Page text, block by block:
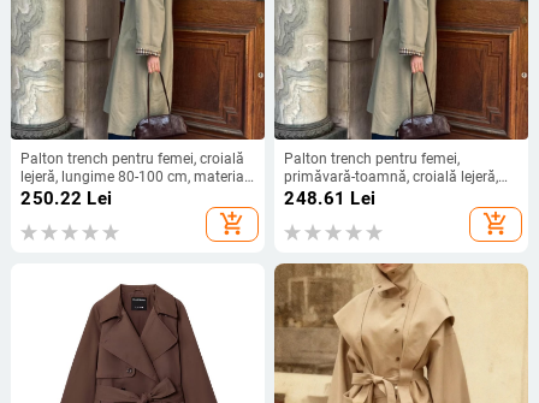
Palton trench pentru femei, croială
lejeră, lungime 80-100 cm, material
poliester-elastan, guler polo
250.22 Lei
add_shopping_cart
Palton trench pentru femei,
primăvară-toamnă, croială lejeră,
lungime midi, poliester cu spandex
248.61 Lei
add_shopping_cart